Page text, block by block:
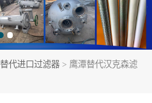
替代进口过滤器 > 鹰潭替代汉克森滤
沼气过滤器
管道过滤器
液氨除油除水过滤器